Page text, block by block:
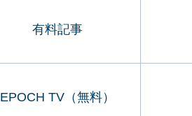
有料記事
EPOCH TV（無料）